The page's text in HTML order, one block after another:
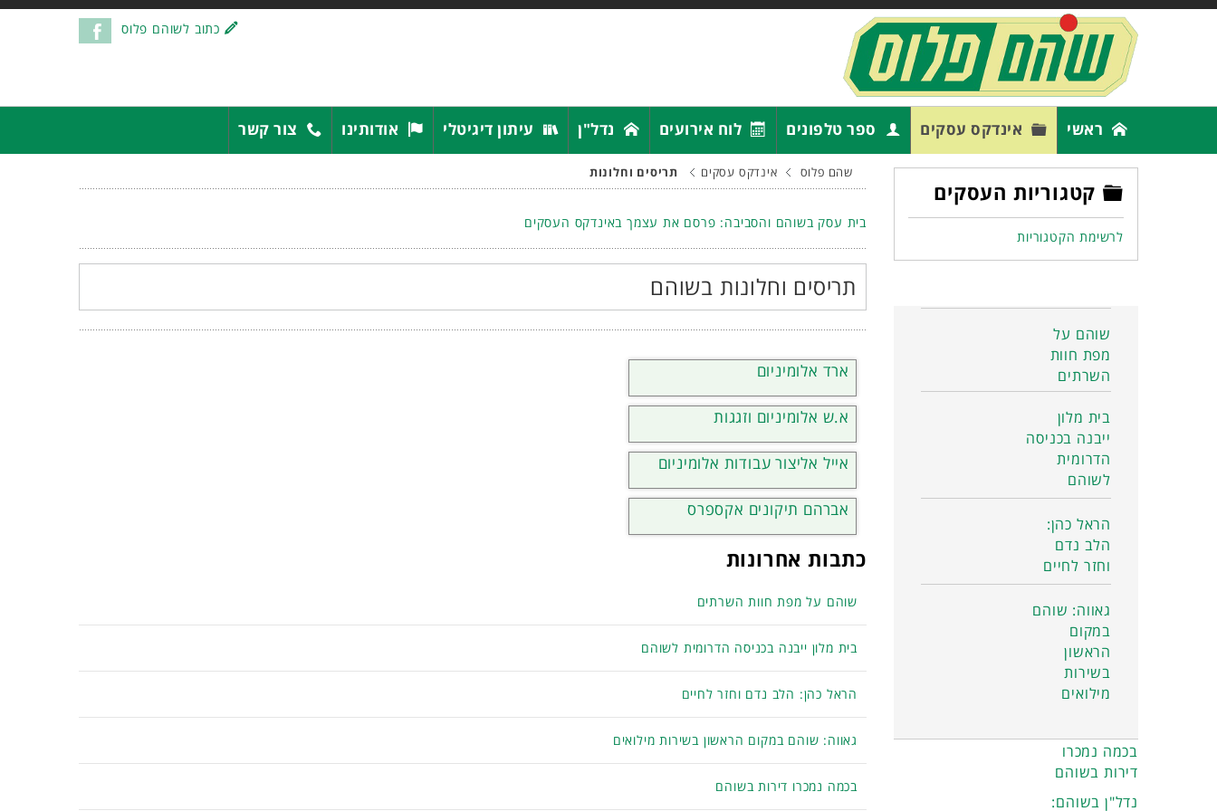
כתוב לשוהם פלוס
ראשי אינדקס עסקים ספר טלפונים לוח אירועים נדל"ן עיתון דיגיטלי אודותינו צור קשר
שהם פלוס אינדקס עסקים תריסים וחלונות
בית עסק בשוהם והסביבה: פרסם את עצמך באינדקס העסקים
תריסים וחלונות בשוהם
ארד אלומיניום
א.ש אלומיניום וזגגות
אייל אליצור עבודות אלומיניום
אברהם תיקונים אקספרס
כתבות אחרונות
שוהם על מפת חוות השרתים
בית מלון ייבנה בכניסה הדרומית לשוהם
הראל כהן: הלב נדם וחזר לחיים
גאווה: שוהם במקום הראשון בשירות מילואים
בכמה נמכרו דירות בשוהם
קטגוריות העסקים
לרשימת הקטגוריות
שוהם על
מפת חוות
השרתים
בית מלון
ייבנה בכניסה
הדרומית
לשוהם
הראל כהן:
הלב נדם
וחזר לחיים
גאווה: שוהם
במקום
הראשון
בשירות
מילואים
בכמה נמכרו
דירות בשוהם
נדל"ן בשוהם: